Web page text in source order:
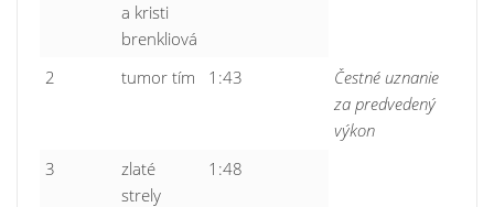
a kristi
brenkliová
2 tumor tím 1:43
Čestné uznanie
za predvedený
výkon
3
zlaté
strely
1:48